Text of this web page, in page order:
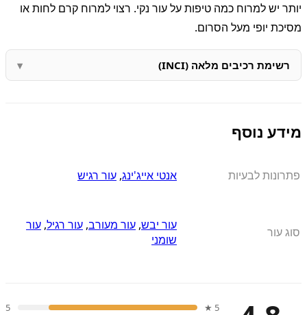
יותר יש למרוח כמה טיפות על עור נקי. רצוי למרוח קרם לחות או
מסיכת יופי מעל הסרום.
רשימת רכיבים מלאה (INCI)
מידע נוסף
פתרונות לבעיות אנטי אייג'ינג, עור רגיש
סוג עור עור יבש, עור מעורב, עור רגיל, עור
שומני
5 ★
5